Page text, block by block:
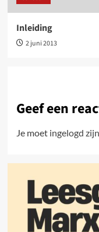
Inleiding
2 juni 2013
Geef een
Je moet ingelogd